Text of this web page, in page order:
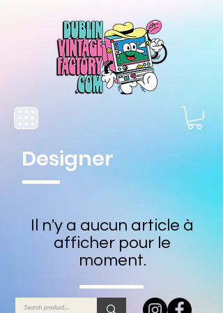
Il n'y a aucun article à
afficher pour le
moment.
Designer